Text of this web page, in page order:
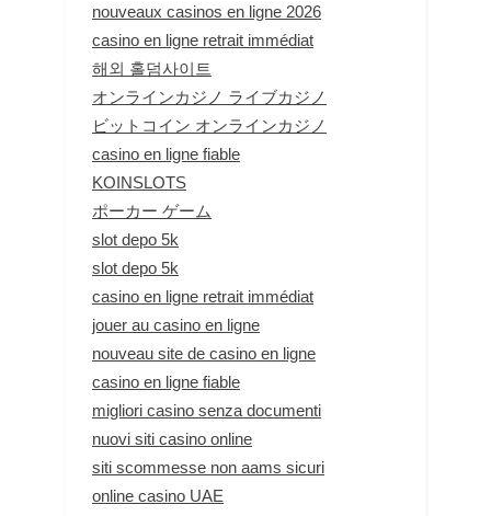
nouveaux casinos en ligne 2026
casino en ligne retrait immédiat
해외 홀덤사이트
オンラインカジノ ライブカジノ
ビットコイン オンラインカジノ
casino en ligne fiable
KOINSLOTS
ポーカー ゲーム
slot depo 5k
slot depo 5k
casino en ligne retrait immédiat
jouer au casino en ligne
nouveau site de casino en ligne
casino en ligne fiable
migliori casino senza documenti
nuovi siti casino online
siti scommesse non aams sicuri
online casino UAE